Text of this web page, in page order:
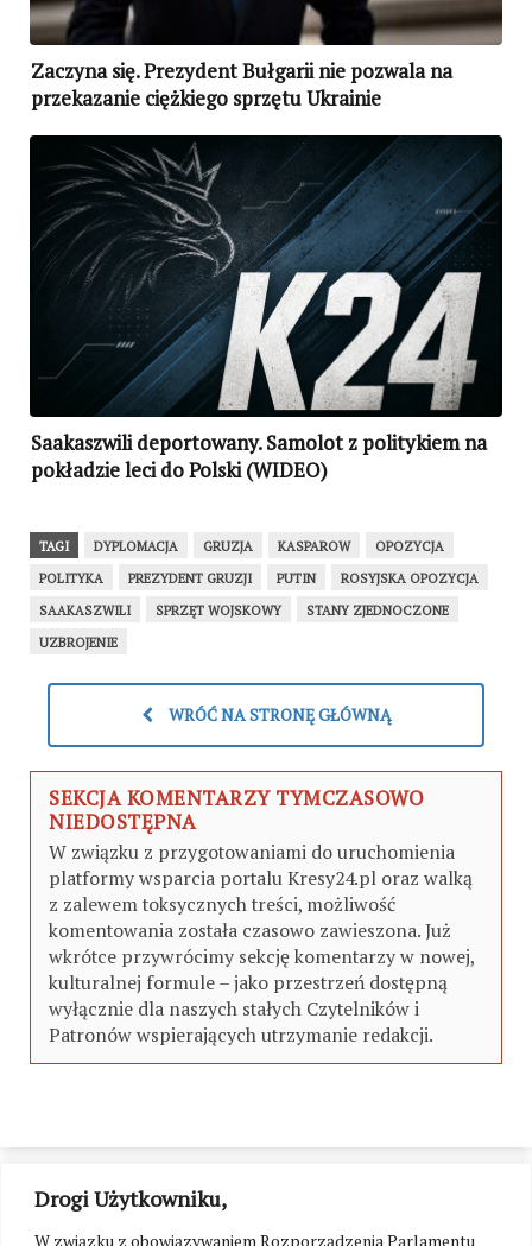
Drogi Użytkowniku,
W związku z obowiązywaniem Rozporządzenia Parlamentu
Zaczyna się. Prezydent Bułgarii nie pozwala na
przekazanie ciężkiego sprzętu Ukrainie
Saakaszwili deportowany. Samolot z politykiem na
pokładzie leci do Polski (WIDEO)
TAGI DYPLOMACJA GRUZJA KASPAROW
OPOZYCJA
POLITYKA
PREZYDENT GRUZJI PUTIN
ROSYJSKA OPOZYCJA
SAAKASZWILI
SPRZĘT WOJSKOWY
STANY ZJEDNOCZONE
UZBROJENIE
WRÓĆ NA STRONĘ GŁÓWNĄ
SEKCJA KOMENTARZY TYMCZASOWO
NIEDOSTĘPNA
W związku z przygotowaniami do uruchomienia
platformy wsparcia portalu Kresy24.pl oraz walką
z zalewem toksycznych treści, możliwość
komentowania została czasowo zawieszona. Już
wkrótce przywrócimy sekcję komentarzy w nowej,
kulturalnej formule – jako przestrzeń dostępną
wyłącznie dla naszych stałych Czytelników i
Patronów wspierających utrzymanie redakcji.